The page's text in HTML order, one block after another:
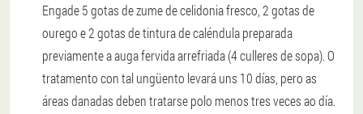
Engade 5 gotas de zume de celidonia fresco, 2 gotas de
ourego e 2 gotas de tintura de caléndula preparada
previamente a auga fervida arrefriada (4 culleres de sopa). O
tratamento con tal ungüento levará uns 10 días, pero as
áreas danadas deben tratarse polo menos tres veces ao día.